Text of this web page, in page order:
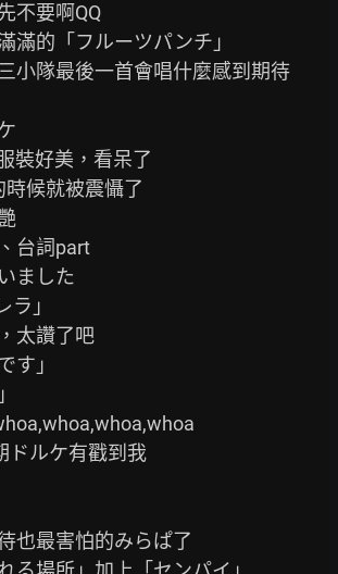
不要啊QQ
滿的「フルーツパンチ」
小隊最後一首會唱什麼感到期待
裝好美，看呆了
候就被震懾了
台詞part
ました
ラ」
太讚了吧
す」
ドルケ有戳到我
也最害怕的みらぱ了